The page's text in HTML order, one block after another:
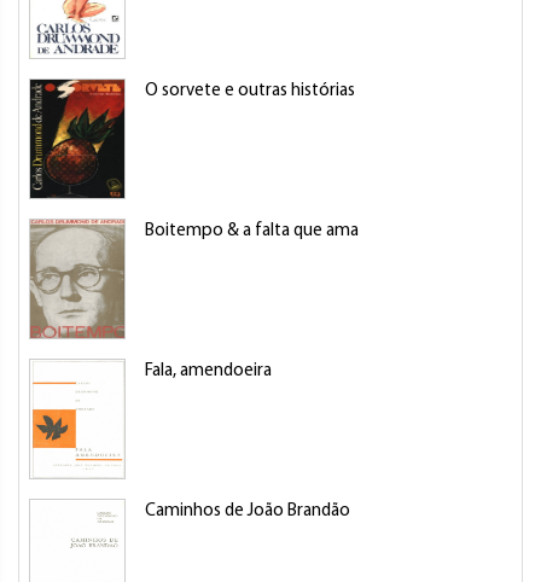
O sorvete e outras histórias
Boitempo & a falta que ama
Fala, amendoeira
Caminhos de João Brandão